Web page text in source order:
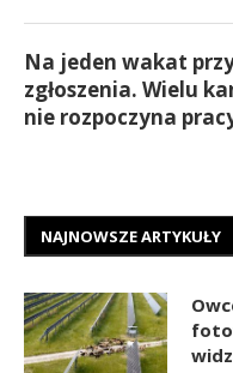
Na jeden wakat
zgłoszenia. Wielu
nie rozpoczyna
NAJNOWSZE ARTYKUŁY